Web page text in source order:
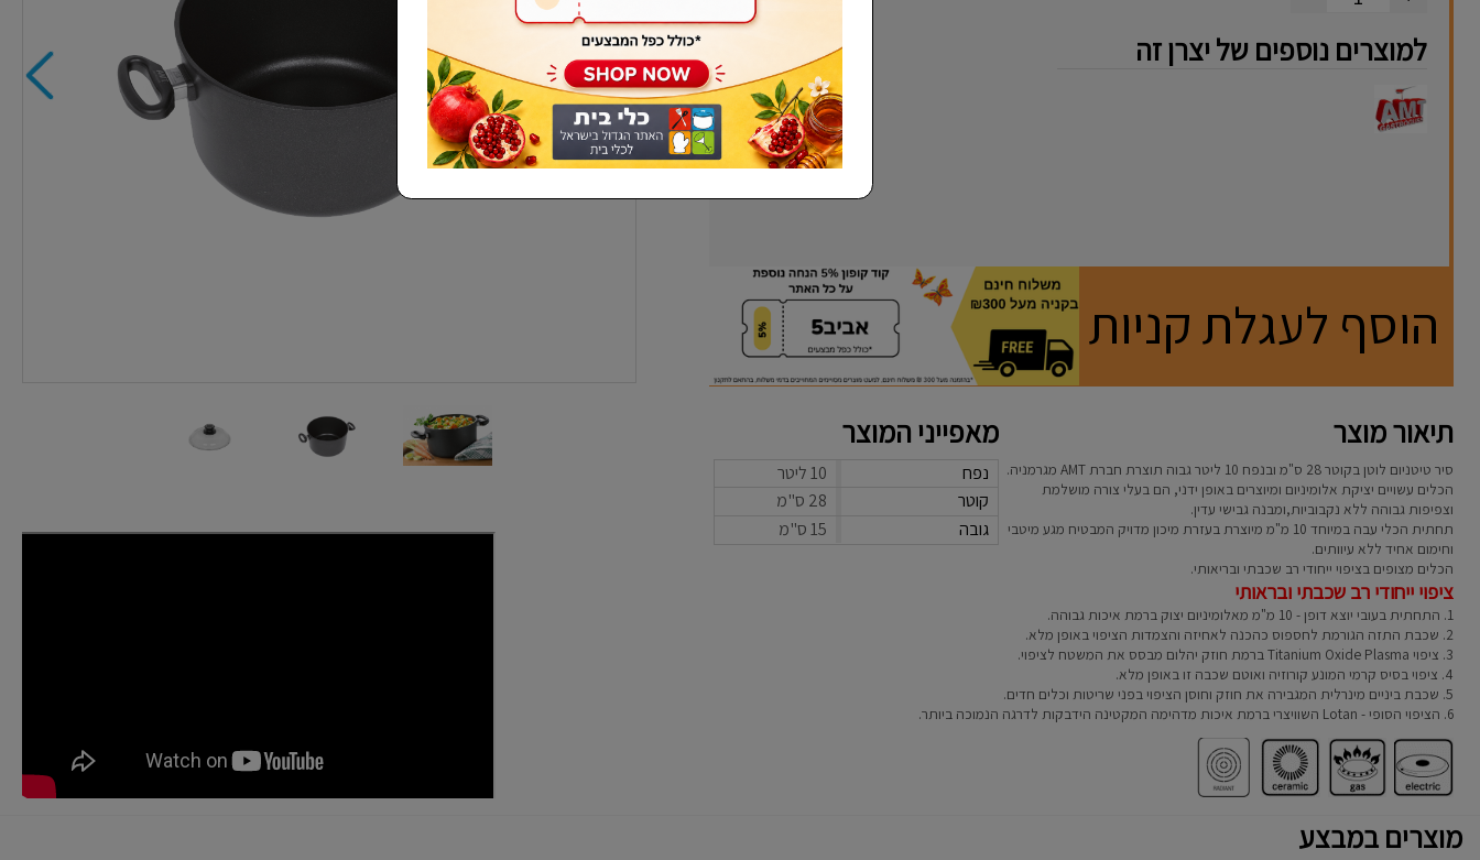
שכחתי סיסמא למוצרים נוספים של יצרן זה
הוסף לעגלת קניות
תיאור מוצר מאפייני המוצר
נפח
10 ליטר
קוטר
28 ס"מ
גובה
15 ס"מ
סיר טיטניום לוטן בקוטר 28 ס"מ ובנפח 10 ליטר גבוה תוצרת חברת AMT מגרמניה.
הכלים עשויים יציקת אלומיניום ומיוצרים באופן ידני, הם בעלי צורה מושלמת
וצפיפות גבוהה ללא נקבוביות,ומבנה גבישי עדין.
תחתית הכלי עבה במיוחד 10 מ"מ מיוצרת בעזרת מיכון מדויק המבטיח מגע מיטבי
וחימום אחיד ללא עיוותים.
הכלים מצופים בציפוי ייחודי רב שכבתי ובריאותי.
ציפוי ייחודי רב שכבתי ובראותי
1. התחתית בעובי יוצא דופן - 10 מ"מ מאלומיניום יצוק ברמת איכות גבוהה.
2. שכבת התזה הגורמת לחספוס כהכנה לאחיזה והצמדות הציפוי באופן מלא.
3. ציפוי Titanium Oxide Plasma ברמת חוזק יהלום מבסס את המשטח לציפוי.
4. ציפוי בסיס קרמי המונע קורוזיה ואוטם שכבה זו באופן מלא.
5. שכבת ביניים מינרלית המגבירה את חוזק וחוסן הציפוי בפני שריטות וכלים חדים.
6. הציפוי הסופי - Lotan השוויצרי ברמת איכות מדהימה המקטינה הידבקות לדרגה הנמוכה ביותר.
מוצרים במבצע